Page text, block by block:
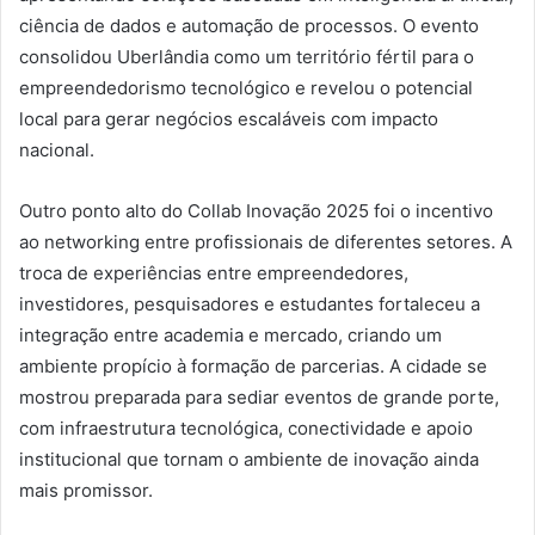
ciência de dados e automação de processos. O evento
consolidou Uberlândia como um território fértil para o
empreendedorismo tecnológico e revelou o potencial
local para gerar negócios escaláveis com impacto
nacional.
Outro ponto alto do Collab Inovação 2025 foi o incentivo
ao networking entre profissionais de diferentes setores. A
troca de experiências entre empreendedores,
investidores, pesquisadores e estudantes fortaleceu a
integração entre academia e mercado, criando um
ambiente propício à formação de parcerias. A cidade se
mostrou preparada para sediar eventos de grande porte,
com infraestrutura tecnológica, conectividade e apoio
institucional que tornam o ambiente de inovação ainda
mais promissor.